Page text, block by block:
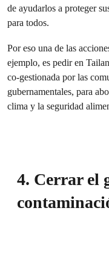
de ayudarlos a proteger
para todos.
Por eso una de las
ejemplo, es pedir en
co-gestionada por las
gubernamentales, para
clima y la seguridad
4. Cerrar el